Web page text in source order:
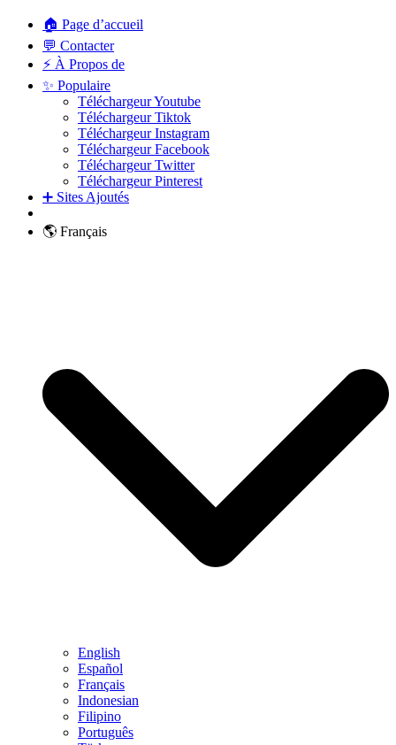
🏠 Page d’accueil
💬 Contacter
⚡ À Propos de
✨ Populaire
Téléchargeur Youtube
Téléchargeur Tiktok
Téléchargeur Instagram
Téléchargeur Facebook
Téléchargeur Twitter
Téléchargeur Pinterest
➕ Sites Ajoutés
🌎 Français
English
Español
Français
Indonesian
Filipino
Português